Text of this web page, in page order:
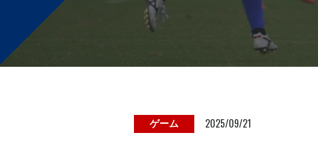
ゲーム 2025/09/21